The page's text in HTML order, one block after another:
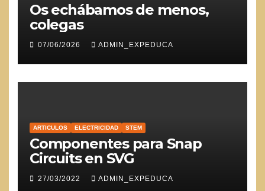
Os echábamos de menos,
colegas
07/06/2026 ADMIN_EXPEDUCA
ARTICULOS ELECTRICIDAD STEM
Componentes para Snap
Circuits en SVG
27/03/2022 ADMIN_EXPEDUCA